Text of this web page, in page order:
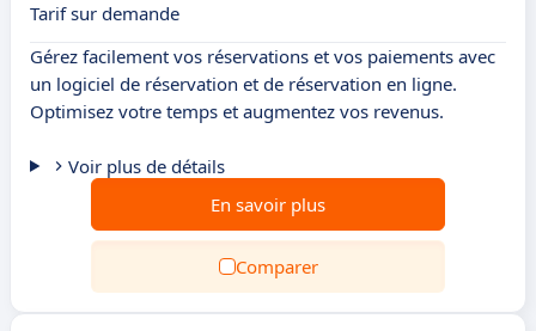
Tarif sur demande
Gérez facilement vos réservations et vos paiements avec
un logiciel de réservation et de réservation en ligne.
Optimisez votre temps et augmentez vos revenus.
Voir plus de détails
En savoir plus
Comparer